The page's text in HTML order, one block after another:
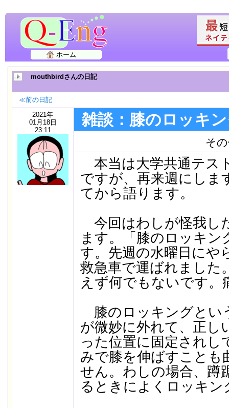
ホーム
mouthbirdさんの日記
≪前の日記
2021年
01月18日
23:11
雑談：膝のロッキ
そ
本当は大学共通テス
ですが、再来週にしま
てから語ります。
今回はわしが怪我し
ます。「膝のロッキン
す。先週の水曜日にや
救急車で運ばれました
えず何でもないです。
膝のロッキングとい
が微妙に外れて、正し
った位置に固定されし
みで膝を伸ばすことも
せん。わしの場合、蹲
るときによくロッキン